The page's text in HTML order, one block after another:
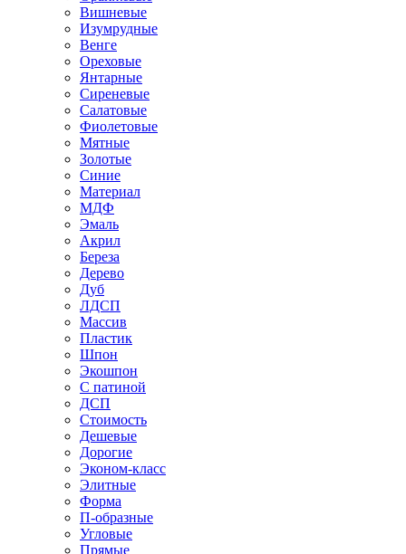
Вишневые
Изумрудные
Венге
Ореховые
Янтарные
Сиреневые
Салатовые
Фиолетовые
Мятные
Золотые
Синие
Материал
МДФ
Эмаль
Акрил
Береза
Дерево
Дуб
ЛДСП
Массив
Пластик
Шпон
Экошпон
С патиной
ДСП
Стоимость
Дешевые
Дорогие
Эконом-класс
Элитные
Форма
П-образные
Угловые
Прямые